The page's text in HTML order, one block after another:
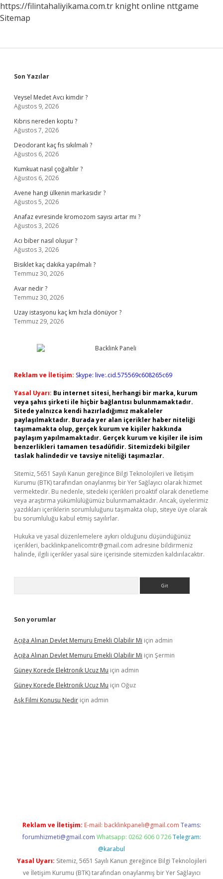
https://filintahaliyikama.com.tr knight online nttgame
Sitemap
Sidebar
Son Yazılar
Veysel Medet Avcı kimdir ?
Ağustos 9, 2026
Kıbrıs nereden koptu ?
Ağustos 7, 2026
Deodorant kaç fıs sıkılmalı ?
Ağustos 6, 2026
Kumkuat nasıl çoğaltılır ?
Ağustos 6, 2026
Avene hangi ülkenin markasıdır ?
Ağustos 5, 2026
Anafaz evresinde kromozom sayısı artar mı ?
Ağustos 3, 2026
Acı biber nasıl oluşur ?
Ağustos 3, 2026
Bisiklet kaç dakika yapılmalı ?
Temmuz 30, 2026
Avar nedir ?
Temmuz 30, 2026
Uzay istasyonu kaç km hızla dönüyor ?
Temmuz 29, 2026
Reklam ve İletişim: Skype: live:.cid.575569c608265c69
Yasal Uyarı: Bu internet sitesi, herhangi bir marka, kurum
veya şahıs şirketi ile hiçbir bağlantısı bulunmamaktadır.
Sitede yalnızca kendi hazırladığımız makaleler
paylaşılmaktadır. Burada yer alan içerikler haber niteliği
taşımamakta olup, gerçek kurum ve kişiler hakkında
paylaşım yapılmamaktadır. Gerçek kurum ve kişiler ile isim
benzerlikleri tamamen tesadüfidir. Sitemizdeki bilgiler
taslak halindedir ve tavsiye niteliği taşımazlar.
Sitemiz, 5651 Sayılı Kanun gereğince Bilgi Teknolojileri ve İletişim
Kurumu (BTK) tarafından onaylanmış bir Yer Sağlayıcı olarak hizmet
vermektedir. Bu nedenle, sitedeki içerikleri proaktif olarak denetleme
veya araştırma yükümlülüğümüz bulunmamaktadır. Ancak, üyelerimiz
yazdıkları içeriklerin sorumluluğunu taşımakta olup, siteye üye olarak
bu sorumluluğu kabul etmiş sayılırlar.
Hukuka ve yasal düzenlemelere aykırı olduğunu düşündüğünüz
içerikleri, backlinkpanelicomtr@gmail.com adresine bildirmeniz
halinde, ilgili içerikler yasal süre içerisinde sitemizden kaldırılacaktır.
Son yorumlar
Açığa Alınan Devlet Memuru Emekli Olabilir Mi için admin
Açığa Alınan Devlet Memuru Emekli Olabilir Mi için Şermin
Güney Korede Elektronik Ucuz Mu için admin
Güney Korede Elektronik Ucuz Mu için Oğuz
Aşk Filmi Konusu Nedir için admin
Reklam ve İletişim: E-mail: backlinkpaneli@gmail.com Teams:
forumhizmeti@gmail.com Whatsapp: 0262 606 0 726 Telegram:
@karabul
Yasal Uyarı: Sitemiz, 5651 Sayılı Kanun gereğince Bilgi Teknolojileri
ve İletişim Kurumu (BTK) tarafından onaylanmış bir Yer Sağlayıcı